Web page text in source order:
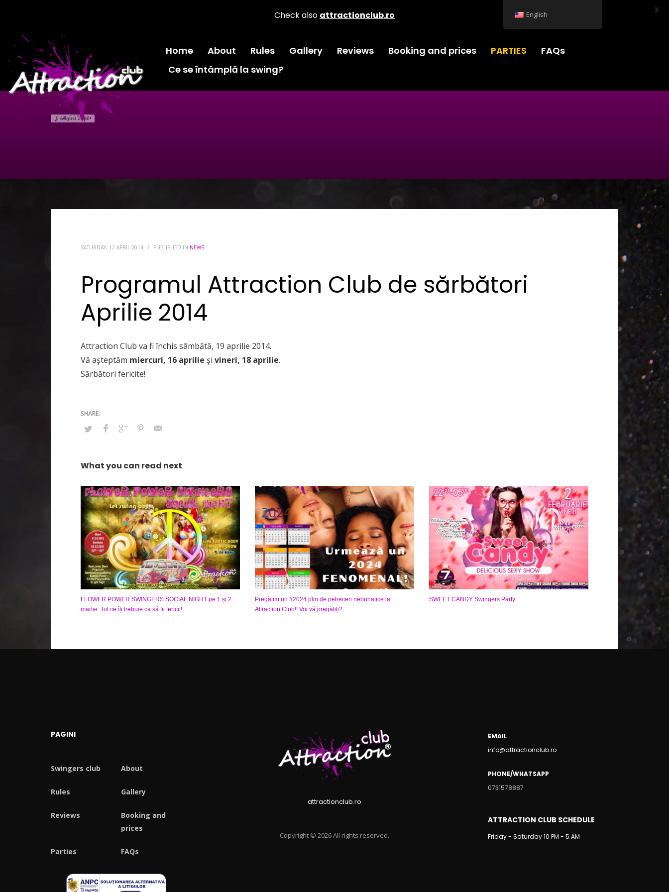
Home About Rules Gallery Reviews Booking and prices PARTIES
FAQs
Ce se întâmplă la swing?
8 August 2026
SATURDAY, 12 APRIL 2014 / PUBLISHED IN NEWS
Programul Attraction Club de sărbători
Aprilie 2014
Attraction Club va fi închis sâmbătă, 19 aprilie 2014.
Vă aşteptăm miercuri, 16 aprilie şi vineri, 18 aprilie.
Sărbători fericite!
What you can read next
FLOWER POWER SWINGERS SOCIAL NIGHT pe 1 și 2
martie. Tot ce îți trebuie ca să fii fericit!
Pregătim un #2024 plin de petreceri nebunatice la
Attraction Club!! Voi vă pregătiți?
SWEET CANDY Swingers Party
PAGINI
Swingers club About
Rules Gallery
Reviews
Booking and
prices
Parties FAQs
attractionclub.ro
Copyright © 2026 All rights reserved.
EMAIL
info@attractionclub.ro
PHONE/WHATSAPP
0731578887
ATTRACTION CLUB SCHEDULE
Friday - Saturday 10 PM - 5 AM
Check also attractionclub.ro X
English